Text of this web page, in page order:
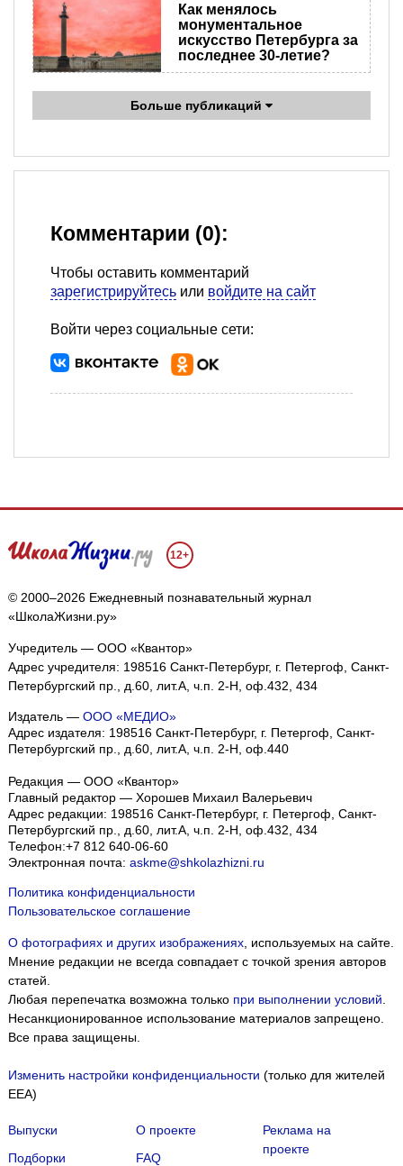
Как менялось
монументальное
искусство Петербурга за
последнее 30-летие?
Больше публикаций
Комментарии (0):
Чтобы оставить комментарий
зарегистрируйтесь или войдите на сайт
Войти через социальные сети:
12+
© 2000–2026 Ежедневный познавательный журнал
«ШколаЖизни.ру»
Учредитель — ООО «Квантор»
Адрес учредителя: 198516 Санкт-Петербург, г. Петергоф, Санкт-
Петербургский пр., д.60, лит.А, ч.п. 2-Н, оф.432, 434
Издатель — ООО «МЕДИО»
Адрес издателя: 198516 Санкт-Петербург, г. Петергоф, Санкт-
Петербургский пр., д.60, лит.А, ч.п. 2-Н, оф.440
Редакция — ООО «Квантор»
Главный редактор — Хорошев Михаил Валерьевич
Адрес редакции: 198516 Санкт-Петербург, г. Петергоф, Санкт-
Петербургский пр., д.60, лит.А, ч.п. 2-Н, оф.432, 434
Телефон:+7 812 640-06-60
Электронная почта: askme@shkolazhizni.ru
Политика конфиденциальности
Пользовательское соглашение
О фотографиях и других изображениях, используемых на сайте.
Мнение редакции не всегда совпадает с точкой зрения авторов
статей.
Любая перепечатка возможна только при выполнении условий.
Несанкционированное использование материалов запрещено.
Все права защищены.
Изменить настройки конфиденциальности (только для жителей
EEA)
Выпуски
Подборки
О проекте
FAQ
Реклама на
проекте